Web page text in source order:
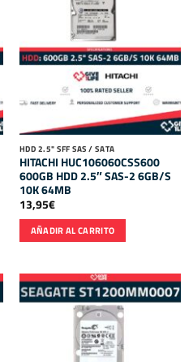
HDD 2.5" SFF SAS / SATA
HITACHI HUC106060CSS600
600GB HDD 2.5″ SAS-2 6GB/S
10K 64MB
13,95€
AÑADIR AL CARRITO